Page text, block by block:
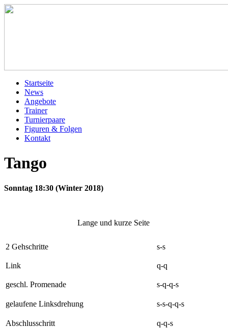
Startseite
News
Angebote
Trainer
Turnierpaare
Figuren & Folgen
Kontakt
Tango
Sonntag 18:30 (Winter 2018)
Lange und kurze Seite
2 Gehschritte s-s
Link q-q
geschl. Promenade s-q-q-s
gelaufene Linksdrehung s-s-q-q-s
Abschlusschritt q-q-s